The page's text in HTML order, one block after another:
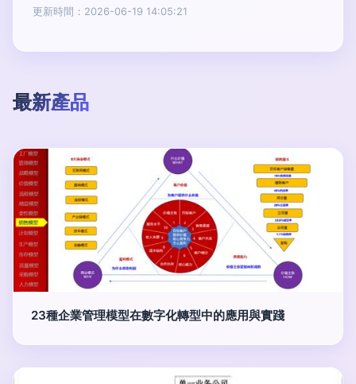
更新時間：2026-06-19 14:05:21
最新產品
23種企業管理模型在數字化轉型中的應用與實踐